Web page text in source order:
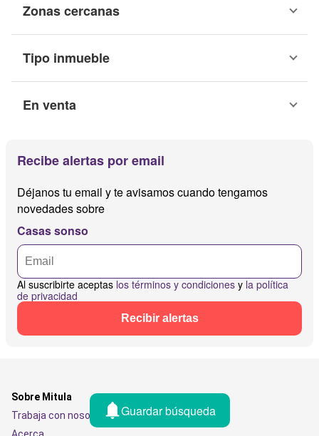
Zonas cercanas
Tipo inmueble
En venta
Recibe alertas por email
Déjanos tu email y te avisamos cuando tengamos
novedades sobre
Casas sonso
Al suscribirte aceptas los términos y condiciones y la política
de privacidad
Recibir alertas
Guardar búsqueda
Sobre Mitula
Trabaja con nosotros
Acerca